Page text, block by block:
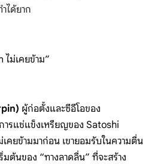
ได้ยาก
ม่เคยข้าม”
ผู้ก่อตั้งและซีอีโอของ
ารแช่แข็งเหรียญของ Satoshi
คยข้ามมาก่อน เขายอมรับในความตื่น
ต้นของ “ทางลาดลื่น” ที่จะสร้าง